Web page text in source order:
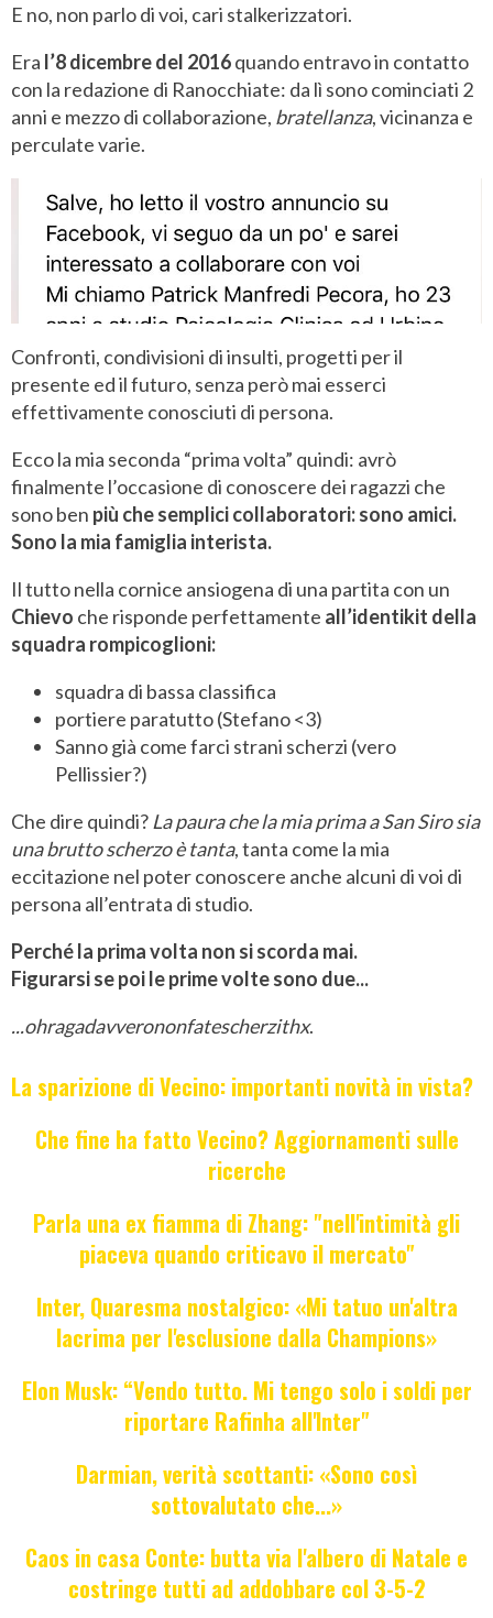
E no, non parlo di voi, cari stalkerizzatori.
Era l’8 dicembre del 2016quando entravo in contatto
con la redazione di Ranocchiate: da lì sono cominciati 2
anni e mezzo di collaborazione, bratellanza, vicinanza e
perculate varie.
Confronti, condivisioni di insulti, progetti per il
presente ed il futuro, senza però mai esserci
effettivamente conosciuti di persona.
Ecco la mia seconda “prima volta” quindi: avrò
finalmente l’occasione di conoscere dei ragazzi che
sono ben più che semplici collaboratori: sono amici.
Sono la mia famiglia interista.
Il tutto nella cornice ansiogena di una partita con un
Chievo che risponde perfettamente all’identikit della
squadra rompicoglioni:
squadra di bassa classifica
portiere paratutto (Stefano <3)
Sanno già come farci strani scherzi (vero
Pellissier?)
Che dire quindi? La paura che la mia prima a San Siro sia
una brutto scherzo è tanta, tanta come la mia
eccitazione nel poter conoscere anche alcuni di voi di
persona all’entrata di studio.
Perché la prima volta non si scorda mai.
Figurarsi se poi le prime volte sono due...
...ohragadavverononfatescherzithx.
La sparizione di Vecino: importanti novità in vista?
Che fine ha fatto Vecino? Aggiornamenti sulle
ricerche
Parla una ex fiamma di Zhang: "nell'intimità gli
piaceva quando criticavo il mercato"
Inter, Quaresma nostalgico: «Mi tatuo un'altra
lacrima per l'esclusione dalla Champions»
Elon Musk: “Vendo tutto. Mi tengo solo i soldi per
riportare Rafinha all'Inter"
Darmian, verità scottanti: «Sono così
sottovalutato che...»
Caos in casa Conte: butta via l'albero di Natale e
costringe tutti ad addobbare col 3-5-2